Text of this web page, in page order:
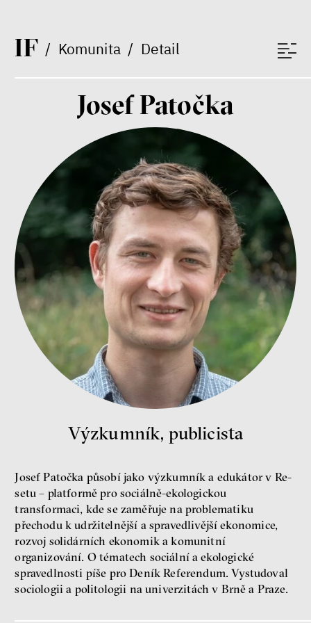
IF/ Komunita/ DetailBill McKibben
Nehrajeme o to, jaké peníze
budeme mít, ale čí budou, říká
ekonom Palanský
Miroslav Palanský, Petr Bittner
rozhovor
ekonomika
Demokracie v limitech.
Jeffrey Winters o tom, jak
majetek oligarchů určuje
Jeffrey A. Winters
Petr Bittner
peníze demokracie
Josef Patočka
Výzkumník, publicista
Josef Patočka působí jako výzkumník a edukátor v Re-
setu – platformě pro sociálně-ekologickou
transformaci, kde se zaměřuje na problematiku
přechodu k udržitelnější a spravedlivější ekonomice,
rozvoj solidárních ekonomik a komunitní
organizování. O tématech sociální a ekologické
spravedlnosti píše pro Deník Referendum. Vystudoval
sociologii a politologii na univerzitách v Brně a Praze.